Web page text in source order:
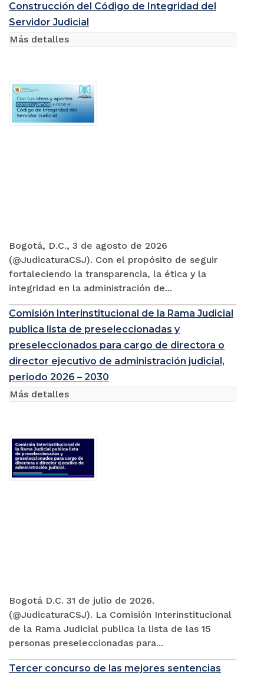
Construcción del Código de Integridad del
Servidor Judicial
Bogotá, D.C., 3 de agosto de 2026
(@JudicaturaCSJ). Con el propósito de seguir
fortaleciendo la transparencia, la ética y la
integridad en la administración de...
Más detalles
Comisión Interinstitucional de la Rama Judicial
publica lista de preseleccionadas y
preseleccionados para cargo de directora o
director ejecutivo de administración judicial,
periodo 2026 – 2030
Bogotá D.C. 31 de julio de 2026.
(@JudicaturaCSJ). La Comisión Interinstitucional
de la Rama Judicial publica la lista de las 15
personas preseleccionadas para...
Más detalles
Tercer concurso de las mejores sentencias